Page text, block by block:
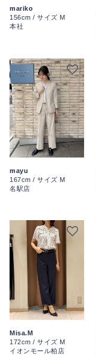
mariko
156cm / サイズ M
本社
mayu
167cm / サイズ M
名駅店
Misa.M
172cm / サイズ M
イオンモール柏店